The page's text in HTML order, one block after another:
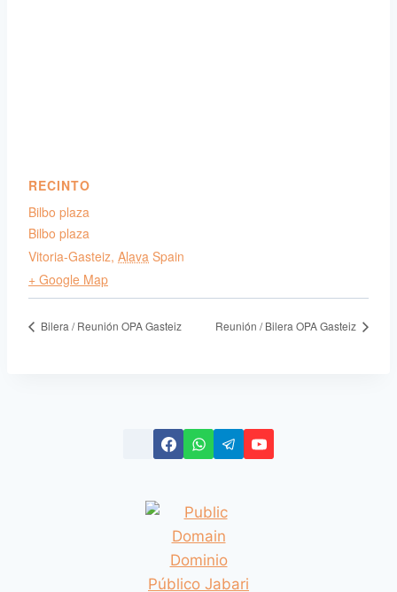
RECINTO
Bilbo plaza
Bilbo plaza
Vitoria-Gasteiz, Alava Spain
+ Google Map
Bilera / Reunión OPA Gasteiz Reunión / Bilera OPA Gasteiz